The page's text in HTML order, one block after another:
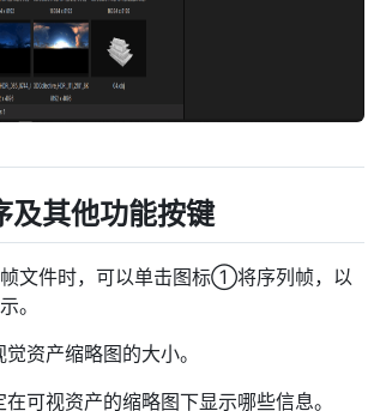
及其他功能按键
文件时，可以单击图标①将序列帧，以
。
资产缩略图的大小。
可视资产的缩略图下显示哪些信息。